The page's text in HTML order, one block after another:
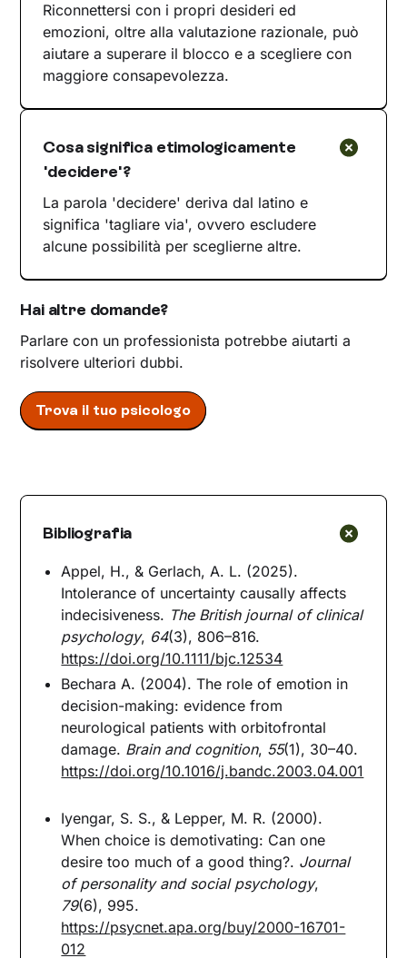
Riconnettersi con i propri desideri ed
emozioni, oltre alla valutazione razionale, può
aiutare a superare il blocco e a scegliere con
maggiore consapevolezza.
Cosa significa etimologicamente
'decidere'?
La parola 'decidere' deriva dal latino e
significa 'tagliare via', ovvero escludere
alcune possibilità per sceglierne altre.
Hai altre domande?
Parlare con un professionista potrebbe aiutarti a
risolvere ulteriori dubbi.
Trova il tuo psicologo
Bibliografia
Appel, H., & Gerlach, A. L. (2025).
Intolerance of uncertainty causally affects
indecisiveness. The British journal of clinical
psychology, 64(3), 806–816.
https://doi.org/10.1111/bjc.12534
Bechara A. (2004). The role of emotion in
decision-making: evidence from
neurological patients with orbitofrontal
damage. Brain and cognition, 55(1), 30–40.
https://doi.org/10.1016/j.bandc.2003.04.001
Iyengar, S. S., & Lepper, M. R. (2000).
When choice is demotivating: Can one
desire too much of a good thing?. Journal
of personality and social psychology,
79(6), 995.
https://psycnet.apa.org/buy/2000-16701-
012